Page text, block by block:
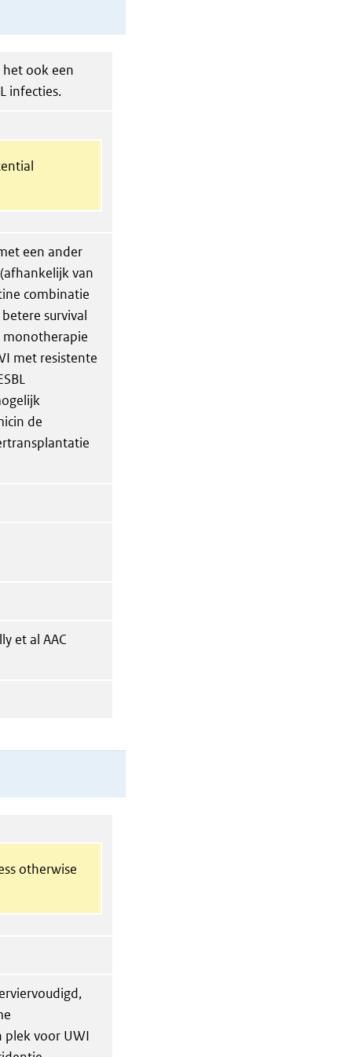
het ook een
infecties.
een ander
van
combinatie
survival
monotherapie
met resistente
de
et al AAC
otherwise
plek voor UWI